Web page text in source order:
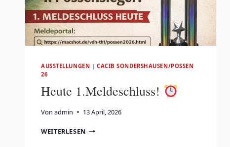
AUSSTELLUNGEN | CACIB SONDERSHAUSEN/POSSEN
26
Heute 1.Meldeschluss!
Von admin 13 April, 2026
WEITERLESEN HEUTE